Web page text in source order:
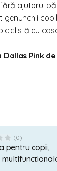
ajutorul
cu
Pink de
(0)
pentru copii,